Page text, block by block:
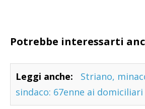
Potrebbe interessarti
Leggi anche:
Striano,
sindaco: 67enne ai domiciliari